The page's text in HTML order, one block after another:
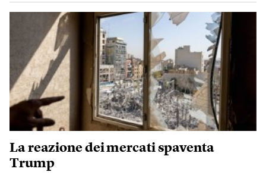
La reazione dei mercati spaventa
Trump